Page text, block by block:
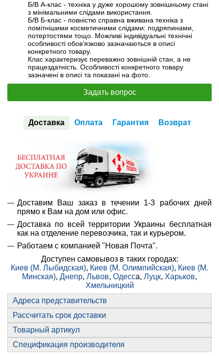
Б/В А-клас - техніка у дуже хорошому зовнішньому стані
з мінімальними слідами використання.
Б/В Б-клас - повністю справна вживана техніка з
помітнішими косметичними слідами: подряпинами,
потертостями тощо. Можливі індивідуальні технічні
особливості обов’язково зазначаються в описі
конкретного товару.
Клас характеризує переважно зовнішній стан, а не
працездатність. Особливості конкретного товару
зазначені в описі та показані на фото.
Задать вопрос
Доставка Оплата Гарантия Возврат
Доставим Ваш заказ в течении 1-3 рабочих дней
прямо к Вам на дом или офис.
Доставка по всей территории Украины бесплатная
как на отделение перевозчика, так и курьером.
Работаем с компанией "Новая Почта".
Доступен самовывоз в таких городах:
Киев (М. Лыбидская), Киев (М. Олимпийская), Киев (М.
Минская), Днепр, Львов, Одесса, Луцк, Харьков,
Хмельницкий
Адреса представительств
Рассчитать срок доставки
Товарный артикул
Спецификация производителя